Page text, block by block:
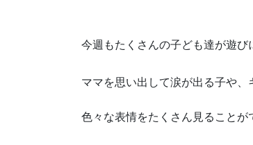
今週もたくさんの子ども達が遊び
ママを思い出して涙が出る子や
色々な表情をたくさん見ること